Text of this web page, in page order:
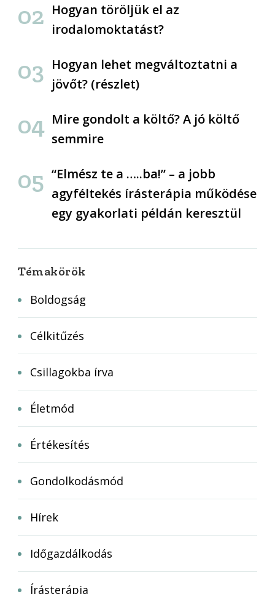
Hogyan töröljük el az
irodalomoktatást?
Hogyan lehet megváltoztatni a
jövőt? (részlet)
Mire gondolt a költő? A jó költő
semmire
“Elmész te a …..ba!” – a jobb
agyféltekés írásterápia működése
egy gyakorlati példán keresztül
Témakörök
Boldogság
Célkitűzés
Csillagokba írva
Életmód
Értékesítés
Gondolkodásmód
Hírek
Időgazdálkodás
Írásterápia